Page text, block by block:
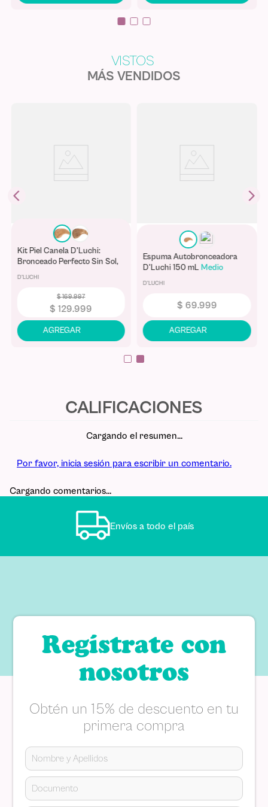
puedas vestirte en pocos minutos.
MÁS VENDIDOS
Kit Piel Canela D'Luchi:
Bronceado Perfecto Sin Sol,
D'LUCHI
$169.997
$ 129.999
Espuma Autobronceadora
D'Luchi 150 mL
Medio
D'LUCHI
$ 69.999
Cargando el resumen…
Por favor, inicia sesión para escribir un comentario.
Cargando comentarios…
Envíos a todo el país
Regístrate con
nosotros
Obtén un 15% de descuento en tu
primera compra